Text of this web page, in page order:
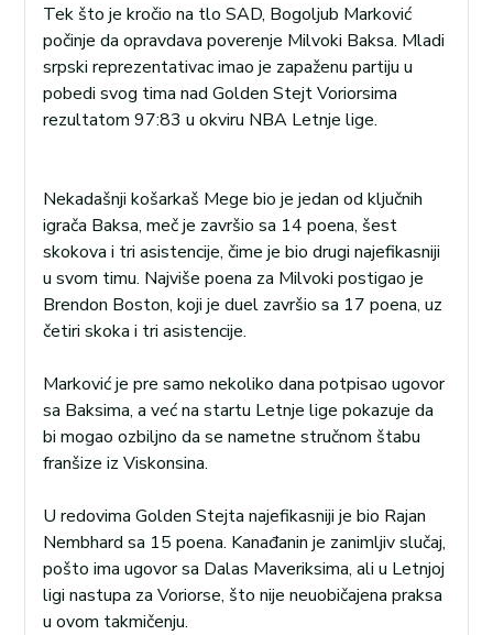
Tek što je kročio na tlo SAD, Bogoljub Marković
počinje da opravdava poverenje Milvoki Baksa. Mladi
srpski reprezentativac imao je zapaženu partiju u
pobedi svog tima nad Golden Stejt Voriorsima
rezultatom 97:83 u okviru NBA Letnje lige.
Nekadašnji košarkaš Mege bio je jedan od ključnih
igrača Baksa, meč je završio sa 14 poena, šest
skokova i tri asistencije, čime je bio drugi najefikasniji
u svom timu. Najviše poena za Milvoki postigao je
Brendon Boston, koji je duel završio sa 17 poena, uz
četiri skoka i tri asistencije.
Marković je pre samo nekoliko dana potpisao ugovor
sa Baksima, a već na startu Letnje lige pokazuje da
bi mogao ozbiljno da se nametne stručnom štabu
franšize iz Viskonsina.
U redovima Golden Stejta najefikasniji je bio Rajan
Nembhard sa 15 poena. Kanađanin je zanimljiv slučaj,
pošto ima ugovor sa Dalas Maveriksima, ali u Letnjoj
ligi nastupa za Voriorse, što nije neuobičajena praksa
u ovom takmičenju.